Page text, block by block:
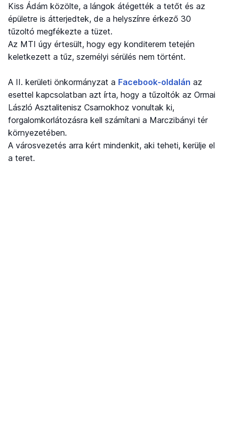
Kiss Ádám közölte, a lángok átégették a tetőt és az
épületre is átterjedtek, de a helyszínre érkező 30
tűzoltó megfékezte a tüzet.
Az MTI úgy értesült, hogy egy konditerem tetején
keletkezett a tűz, személyi sérülés nem történt.
A II. kerületi önkormányzat a Facebook-oldalán az
esettel kapcsolatban azt írta, hogy a tűzoltók az Ormai
László Asztalitenisz Csarnokhoz vonultak ki,
forgalomkorlátozásra kell számítani a Marczibányi tér
környezetében.
A városvezetés arra kért mindenkit, aki teheti, kerülje el
a teret.